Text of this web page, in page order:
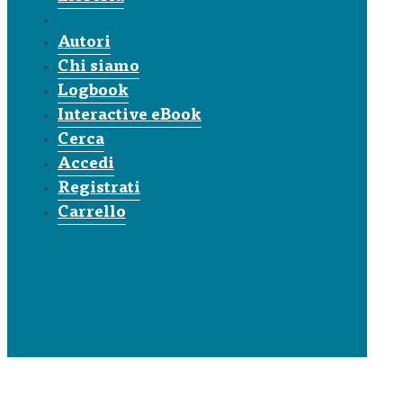
Autori
Chi siamo
Logbook
Interactive eBook
Cerca
Accedi
Registrati
Carrello